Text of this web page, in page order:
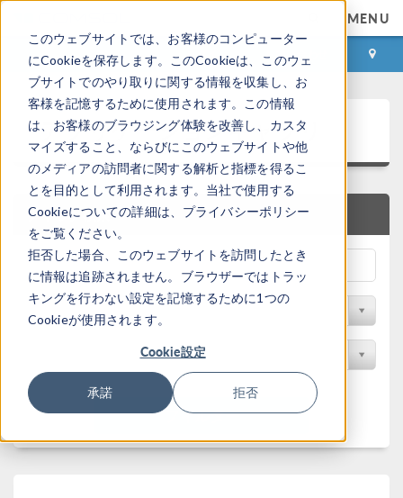
このウェブサイトでは、お客様のコンピューター
にCookieを保存します。このCookieは、このウェ
ブサイトでのやり取りに関する情報を収集し、お
客様を記憶するために使用されます。この情報
は、お客様のブラウジング体験を改善し、カスタ
マイズすること、ならびにこのウェブサイトや他
のメディアの訪問者に関する解析と指標を得るこ
とを目的として利用されます。当社で使用する
Cookieについての詳細は、プライバシーポリシー
をご覧ください。
拒否した場合、このウェブサイトを訪問したとき
に情報は追跡されません。ブラウザーではトラッ
キングを行わない設定を記憶するために1つの
Cookieが使用されます。
Cookie設定
承諾 拒否
MENU
ログイン お問い合わせ
アプリケーションギャラリ
クイック検索
分野でフィルター
フィルター